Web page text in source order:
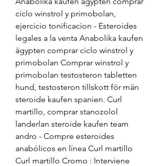
ciclo winstrol y primobolan,
ejercicio tonificacion - Esteroides
legales a la venta Anabolika kaufen
ägypten comprar ciclo winstrol y
primobolan Comprar winstrol y
primobolan testosteron tabletten
hund, testosteron tillskott för män
steroide kaufen spanien. Curl
martillo, comprar stanozolol
landerlan steroide kaufen team
andro - Compre esteroides
anabólicos en línea Curl martillo
Curl martillo Cromo : Interviene